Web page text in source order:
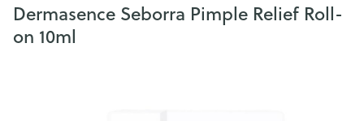
Dermasence Seborra Pimple Relief Roll-
on 10ml